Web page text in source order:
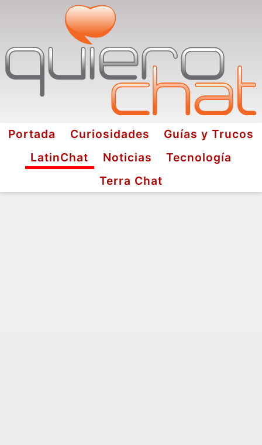
Portada Curiosidades
Guías y Trucos
LatinChat
Noticias
Tecnología
Terra Chat